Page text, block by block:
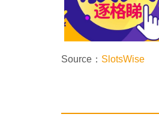
Source： SlotsWise